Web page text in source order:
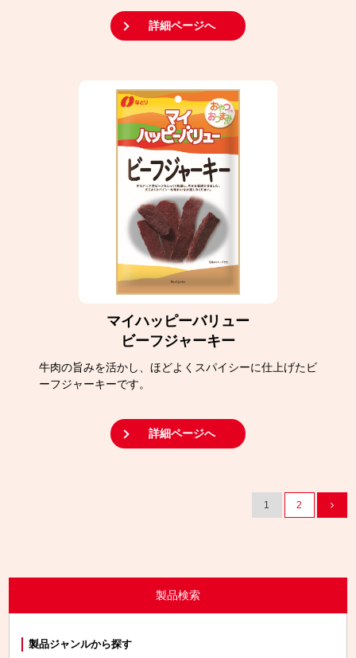
詳細ページへ
マイハッピーバリュー
ビーフジャーキー
牛肉の旨みを活かし、ほどよくスパイシーに仕上げたビ
ーフジャーキーです。
詳細ページへ
1 2
製品検索
製品ジャンルから探す